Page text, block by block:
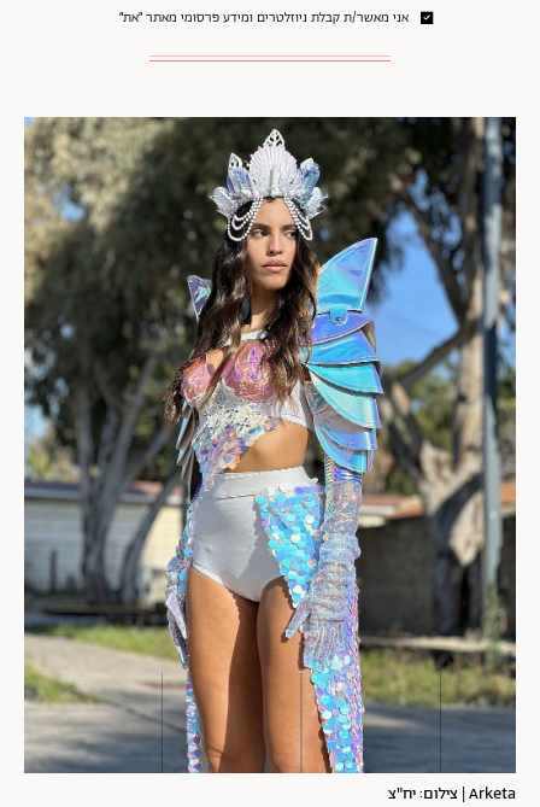
אני מאשר/ת קבלת ניוזלטרים ומידע פרסומי מאתר ״את״
Arketa | צילום: יח"צ